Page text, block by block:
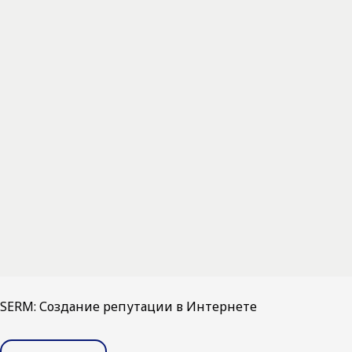
SERM: Создание репутации в Интернете